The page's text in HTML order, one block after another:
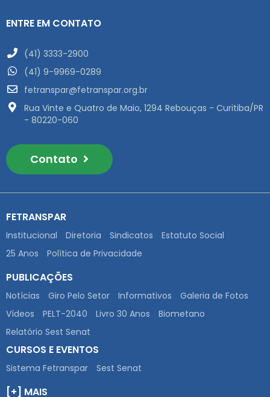
ENTRE EM CONTATO
(41) 3333-2900
(41) 9-9969-0289
fetranspar@fetranspar.org.br
Rua Vinte e Quatro de Maio, 1294 Rebouças - Curitiba/PR
- 80220-060
Contato
FETRANSPAR
Institucional Diretoria Sindicatos
Estatuto Social
25 Anos
Política de Privacidade
PUBLICAÇÕES
Notícias Giro Pelo Setor Informativos
Galeria de Fotos
Vídeos
PELT-2040 Livro 30 Anos
Biometano
Relatório Sest Senat
CURSOS E EVENTOS
Sistema Fetranspar Sest Senat
[+] MAIS